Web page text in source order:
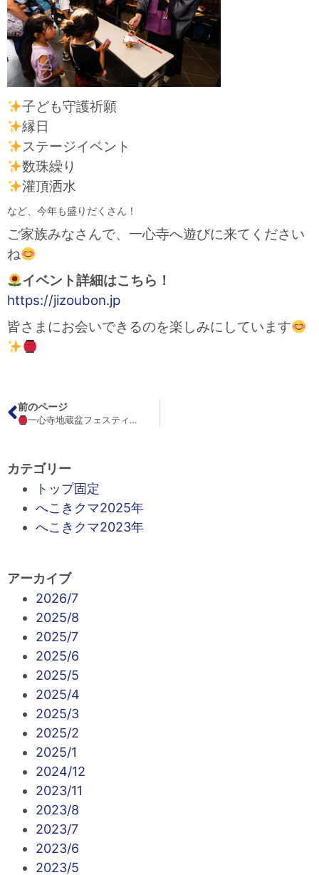
子ども守護祈願
縁日
ステージイベント
数珠繰り
灌頂洒水
など、今年も盛りだくさん！
ご家族みなさんで、一心寺へ遊びに来てください
ね
イベント詳細はこちら！
https://jizoubon.jp
皆さまにお会いできるのを楽しみにしています
前のページ
一心寺地蔵盆フェスティバル2026 開催決定！
カテゴリー
トップ固定
へこきクマ2025年
へこきクマ2023年
アーカイブ
2026/7
2025/8
2025/7
2025/6
2025/5
2025/4
2025/3
2025/2
2025/1
2024/12
2023/11
2023/8
2023/7
2023/6
2023/5